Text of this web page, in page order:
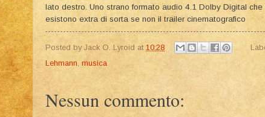
lato destro. Uno strano formato audio 4.1 Dolby Digital
esistono extra di sorta se non il trailer cinematografico
Posted by Jack O. Lyroid at 10:28
Lehmann, musica
Nessun commento: